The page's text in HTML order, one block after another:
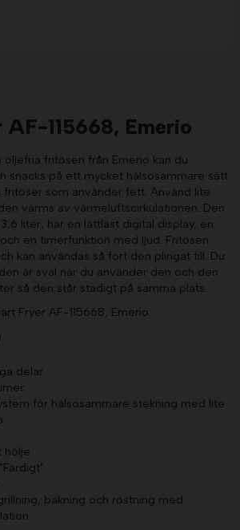
115668, Emerio
oljefria fritösen från Emerio kan du
snacks på ett mycket hälsosammare sätt
som använder fett. Använd lite
värms av värmeluftscirkulationen. Den
liter, har en lättläst digital display, en
en timerfunktion med ljud. Fritösen
kan användas så fort den plingat till. Du
är sval när du använder den och den
så den står stadigt på samma plats.
Fryer AF-115668, Emerio:
delar
för hälsosammare stekning med lite
hölje
bakning och rostning med